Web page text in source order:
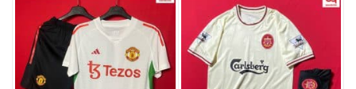
219.000 ₫.là:
199.000 ₫.
219.000 ₫.là:
199.000 ₫.